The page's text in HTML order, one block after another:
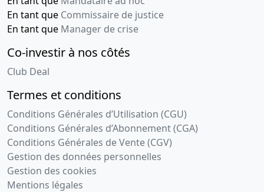
En tant que Commissaire de justice
En tant que Manager de crise
Co-investir à nos côtés
Club Deal
Termes et conditions
Conditions Générales d’Utilisation (CGU)
Conditions Générales d’Abonnement (CGA)
Conditions Générales de Vente (CGV)
Gestion des données personnelles
Gestion des cookies
Mentions légales